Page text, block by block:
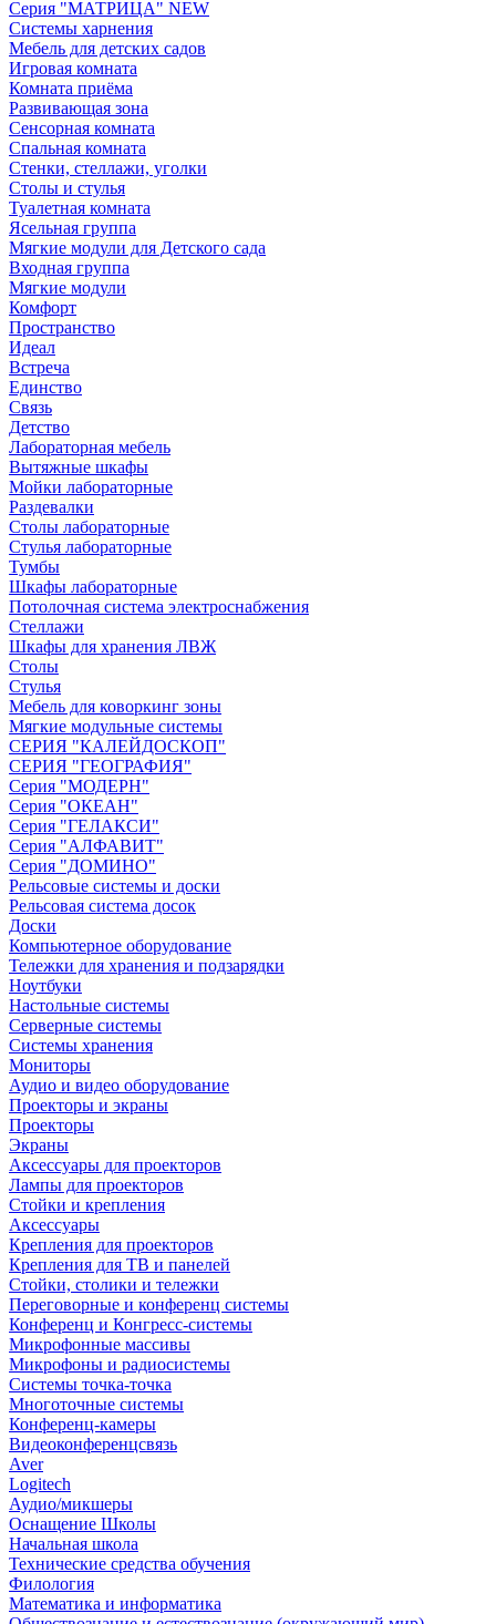
Серия "МАТРИЦА" NEW
Системы харнения
Мебель для детских садов
Игровая комната
Комната приёма
Развивающая зона
Сенсорная комната
Спальная комната
Стенки, стеллажи, уголки
Столы и стулья
Туалетная комната
Ясельная группа
Мягкие модули для Детского сада
Входная группа
Мягкие модули
Комфорт
Пространство
Идеал
Встреча
Единство
Связь
Детство
Лабораторная мебель
Вытяжные шкафы
Мойки лабораторные
Раздевалки
Столы лабораторные
Стулья лабораторные
Тумбы
Шкафы лабораторные
Потолочная система электроснабжения
Стеллажи
Шкафы для хранения ЛВЖ
Столы
Стулья
Мебель для коворкинг зоны
Мягкие модульные системы
СЕРИЯ "КАЛЕЙДОСКОП"
СЕРИЯ "ГЕОГРАФИЯ"
Серия "МОДЕРН"
Серия "ОКЕАН"
Серия "ГЕЛАКСИ"
Серия "АЛФАВИТ"
Серия "ДОМИНО"
Рельсовые системы и доски
Рельсовая система досок
Доски
Компьютерное оборудование
Тележки для хранения и подзарядки
Ноутбуки
Настольные системы
Серверные системы
Системы хранения
Мониторы
Аудио и видео оборудование
Проекторы и экраны
Проекторы
Экраны
Аксессуары для проекторов
Лампы для проекторов
Стойки и крепления
Аксессуары
Крепления для проекторов
Крепления для ТВ и панелей
Стойки, столики и тележки
Переговорные и конференц системы
Конференц и Конгресс-системы
Микрофонные массивы
Микрофоны и радиосистемы
Системы точка-точка
Многоточные системы
Конференц-камеры
Видеоконференцсвязь
Aver
Logitech
Аудио/микшеры
Оснащение Школы
Начальная школа
Технические средства обучения
Филология
Математика и информатика